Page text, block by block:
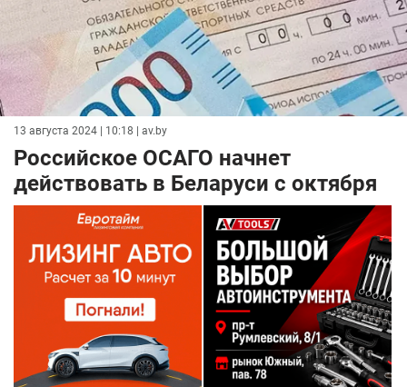
13 августа 2024 | 10:18 | av.by
Российское ОСАГО начнет
действовать в Беларуси с октября